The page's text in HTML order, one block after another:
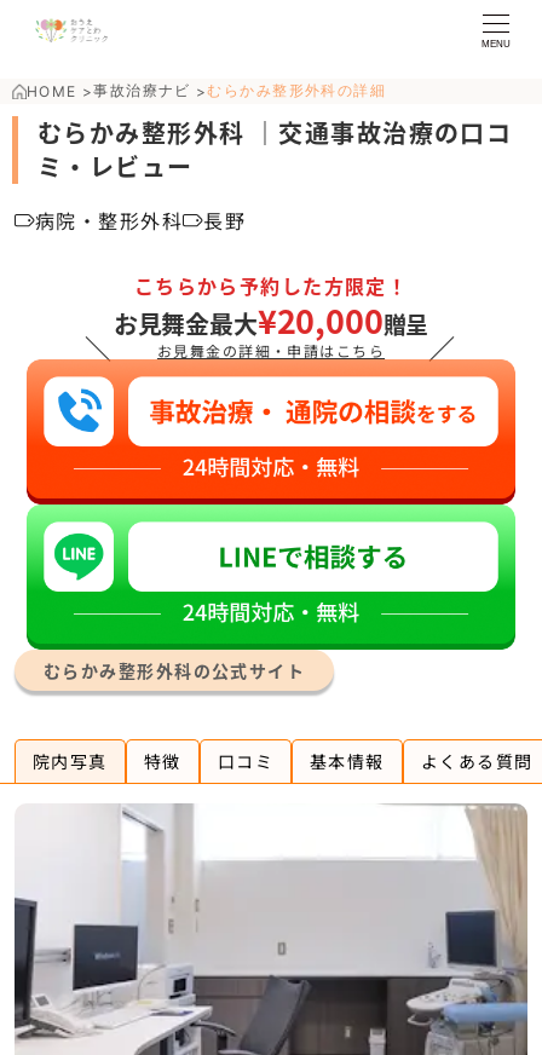
MENU
HOME >事故治療ナビ >むらかみ整形外科の詳細
むらかみ整形外科 ｜交通事故治療の口コ
ミ・レビュー
病院・整形外科 長野
＼
こちらから予約した方限定！
お見舞金最大¥20,000贈呈
お見舞金の詳細・申請はこちら ／
むらかみ整形外科の公式サイト
院内写真 特徴 口コミ 基本情報 よくある質問